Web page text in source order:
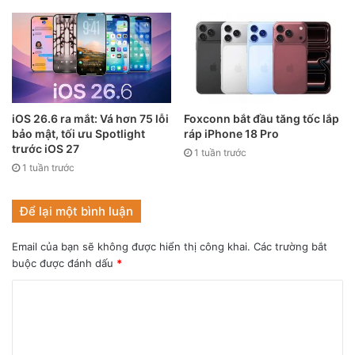
Galaxy A51 chiếc smartphone Android bán chạy nhất trong
đại dịch. Nguồn ảnh: Strategy Analytics
Nhu cầu về smartphone còn mạnh mẽ hơn trước, nhưng
hoàn cảnh hiện tại buộc người dùng phải xem xét lại những
kiệm cho tương lai gần được cân nhắc thận trọng thì một
nữa. Đi đâu ra khỏi nhà để tận dụng hệ thống camera cao
iOS 26.6 ra mắt: Vá hơn 75 lỗi
bảo mật, tối ưu Spotlight
trước iOS 27
1 tuần trước
Foxconn bắt đầu tăng tốc lắp
ráp iPhone 18 Pro
1 tuần trước
Để lại một bình luận
Email của bạn sẽ không được hiển thị công khai. Các trường bắt
buộc được đánh dấu *